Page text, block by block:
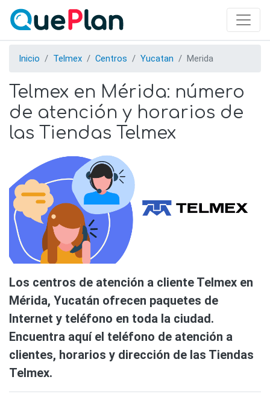
Inicio Telmex Centros Yucatan Merida
Telmex en Mérida: número
de atención y horarios de
las Tiendas Telmex
Los centros de atención a cliente Telmex en
Mérida, Yucatán ofrecen paquetes de
Internet y teléfono en toda la ciudad.
Encuentra aquí el teléfono de atención a
clientes, horarios y dirección de las Tiendas
Telmex.